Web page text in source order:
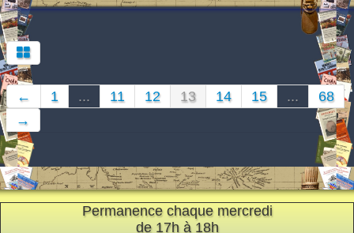
← 1 ... 11 12 13 14 15 ...
68
→
Permanence chaque mercredi
de 17h à 18h